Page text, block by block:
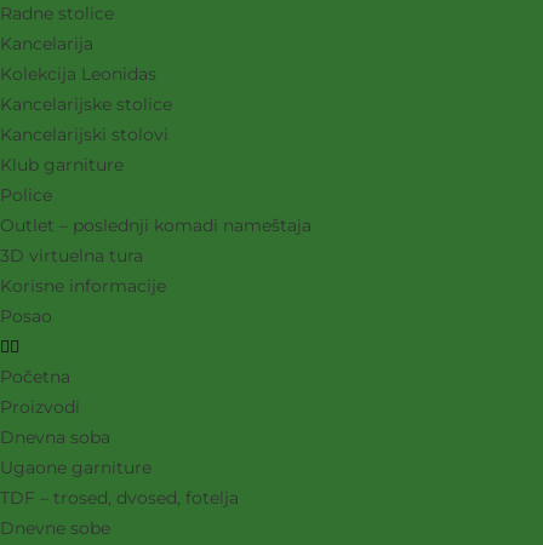
Radne stolice
Kancelarija
Kolekcija Leonidas
Kancelarijske stolice
Kancelarijski stolovi
Klub garniture
Police
Outlet – poslednji komadi nameštaja
3D virtuelna tura
Korisne informacije
Posao
Početna
Proizvodi
Dnevna soba
Ugaone garniture
TDF – trosed, dvosed, fotelja
Dnevne sobe